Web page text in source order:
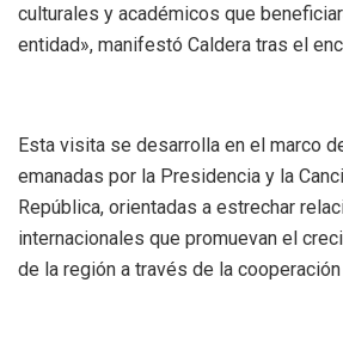
culturales y académicos que
entidad», manifestó Caldera tras el
Esta visita se desarrolla en el marco
emanadas por la Presidencia y la
República, orientadas a estrechar
internacionales que promuevan el
de la región a través de la cooperación